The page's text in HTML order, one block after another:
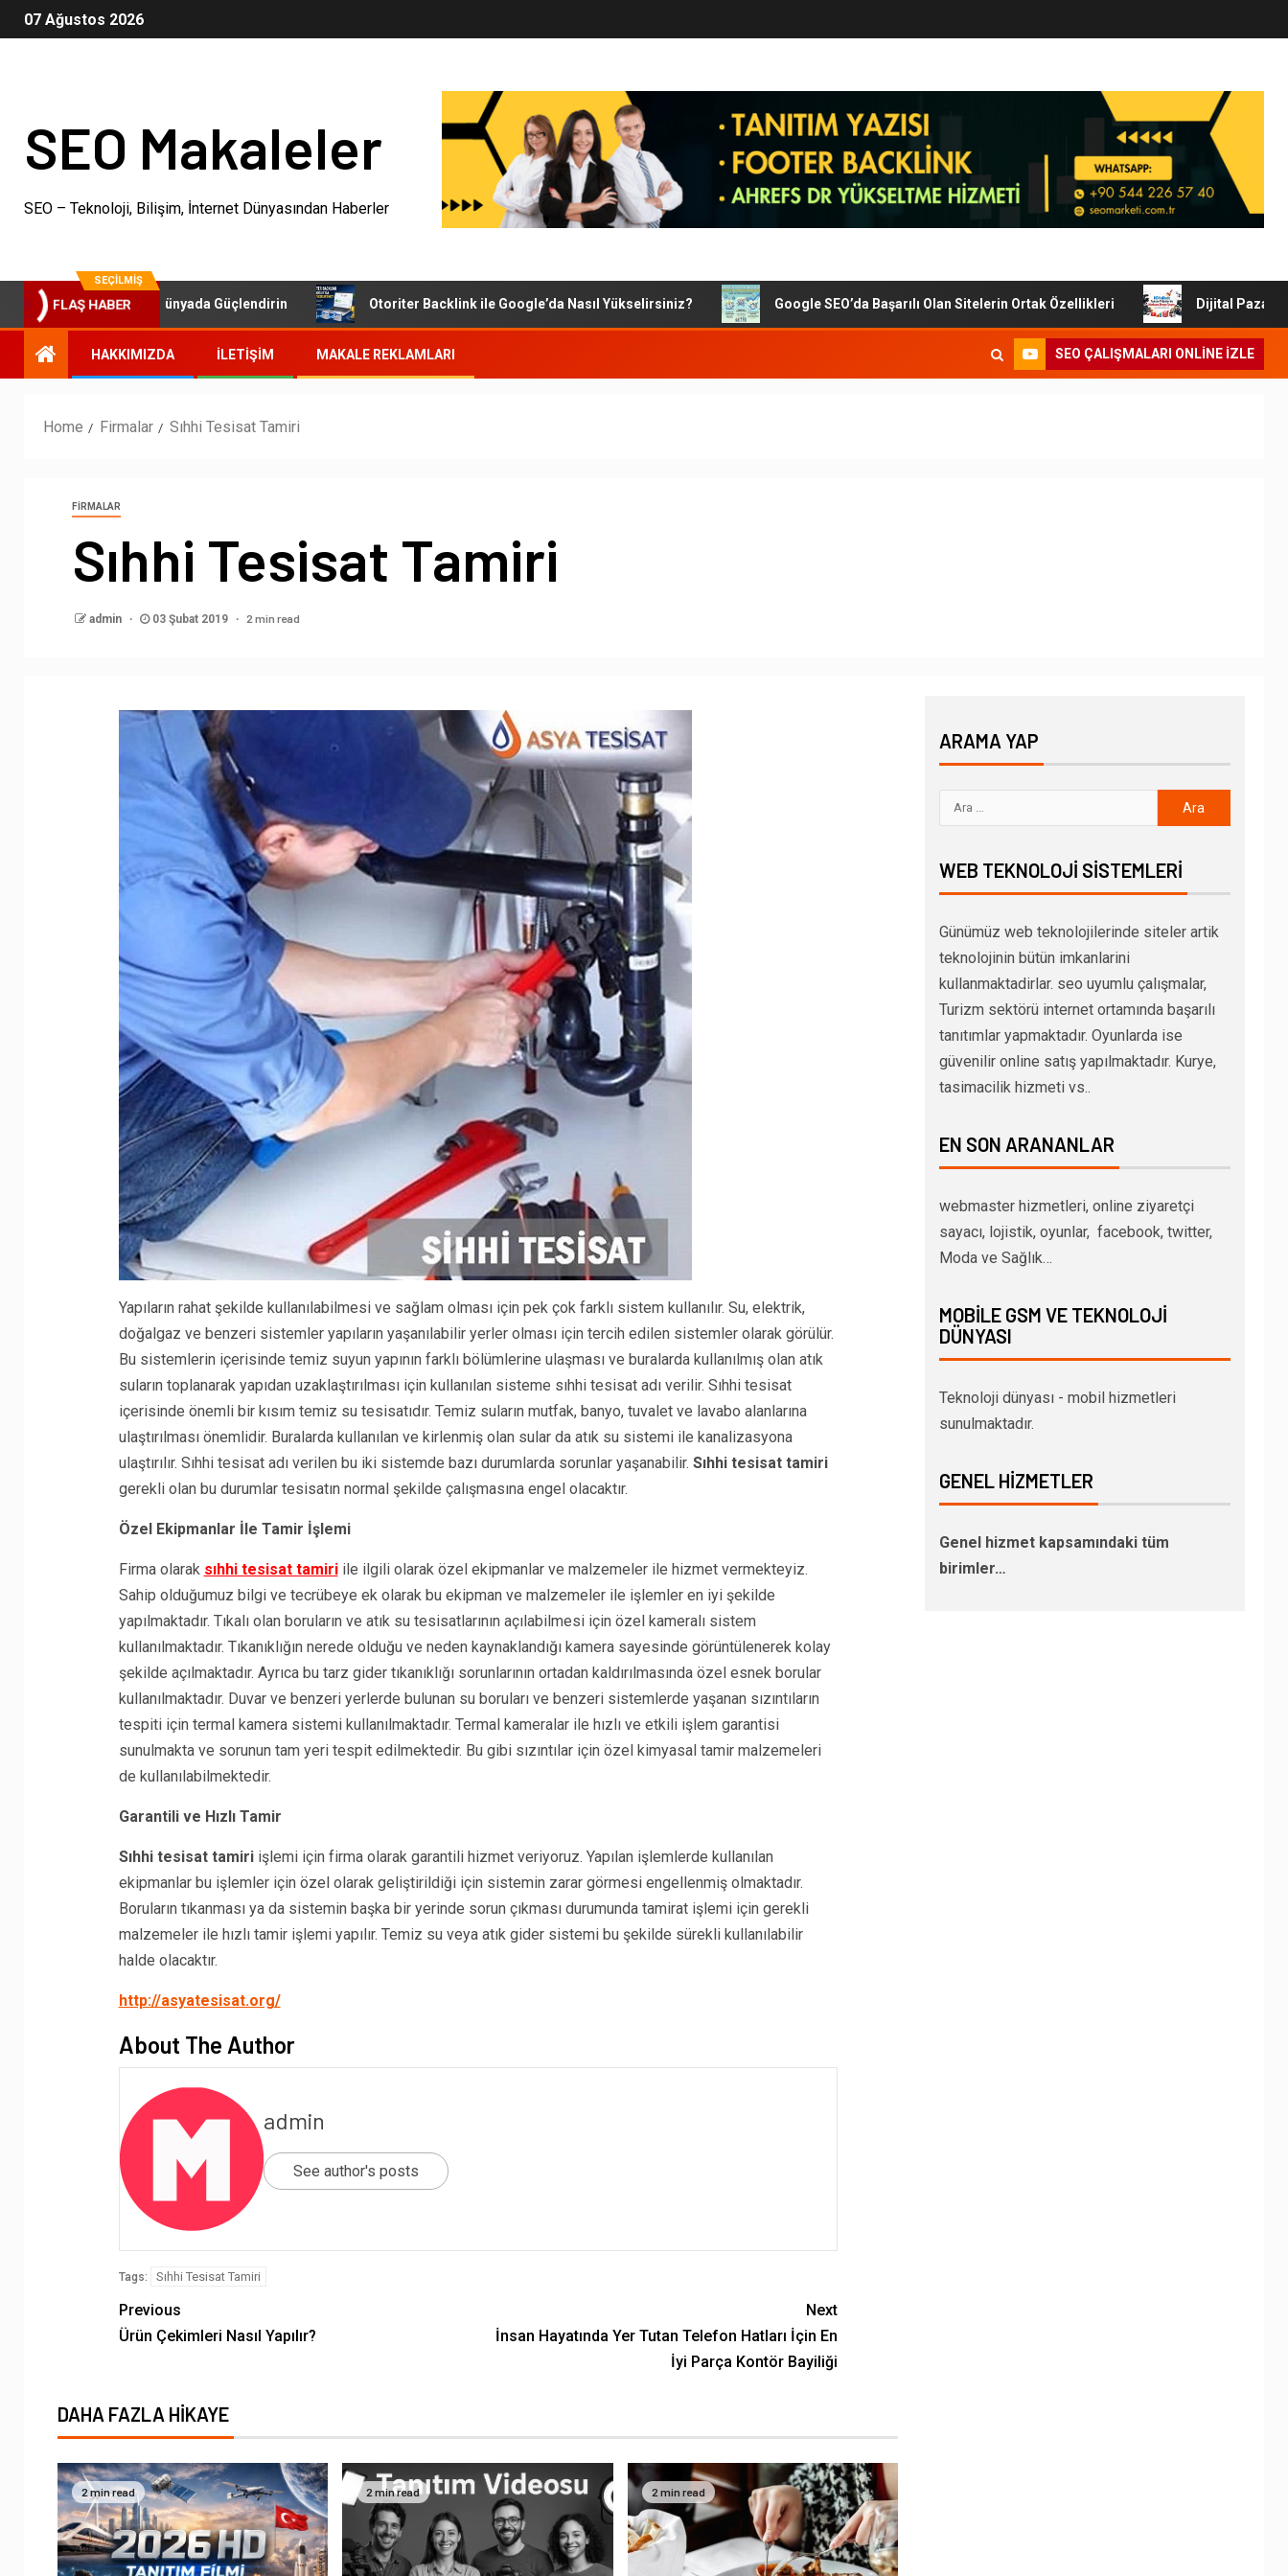
07 Ağustos 2026
SEO Makaleler
SEO – Teknoloji, Bilişim, İnternet Dünyasından Haberler
SEÇILMIŞ
FLAŞ HABER
Dijital Dünyada Güçlendirin Otoriter Backlink ile Google’da Nasıl Yükselirsiniz? Google SEO’da Başarılı Olan Sitelerin Ortak Özellikleri Dijital Pazarlamada
HAKKIMIZDA İLETIŞIM MAKALE REKLAMLARI SEO ÇALIŞMALARI ONLINE IZLE
Home Firmalar Sıhhi Tesisat Tamiri
FIRMALAR
Sıhhi Tesisat Tamiri
admin 03 Şubat 2019 2 min read
Yapıların rahat şekilde kullanılabilmesi ve sağlam olması için pek çok farklı sistem kullanılır. Su, elektrik,
doğalgaz ve benzeri sistemler yapıların yaşanılabilir yerler olması için tercih edilen sistemler olarak görülür.
Bu sistemlerin içerisinde temiz suyun yapının farklı bölümlerine ulaşması ve buralarda kullanılmış olan atık
suların toplanarak yapıdan uzaklaştırılması için kullanılan sisteme sıhhi tesisat adı verilir. Sıhhi tesisat
içerisinde önemli bir kısım temiz su tesisatıdır. Temiz suların mutfak, banyo, tuvalet ve lavabo alanlarına
ulaştırılması önemlidir. Buralarda kullanılan ve kirlenmiş olan sular da atık su sistemi ile kanalizasyona
ulaştırılır. Sıhhi tesisat adı verilen bu iki sistemde bazı durumlarda sorunlar yaşanabilir. Sıhhi tesisat tamiri
gerekli olan bu durumlar tesisatın normal şekilde çalışmasına engel olacaktır.
Özel Ekipmanlar İle Tamir İşlemi
Firma olarak sıhhi tesisat tamiri ile ilgili olarak özel ekipmanlar ve malzemeler ile hizmet vermekteyiz.
Sahip olduğumuz bilgi ve tecrübeye ek olarak bu ekipman ve malzemeler ile işlemler en iyi şekilde
yapılmaktadır. Tıkalı olan boruların ve atık su tesisatlarının açılabilmesi için özel kameralı sistem
kullanılmaktadır. Tıkanıklığın nerede olduğu ve neden kaynaklandığı kamera sayesinde görüntülenerek kolay
şekilde açılmaktadır. Ayrıca bu tarz gider tıkanıklığı sorunlarının ortadan kaldırılmasında özel esnek borular
kullanılmaktadır. Duvar ve benzeri yerlerde bulunan su boruları ve benzeri sistemlerde yaşanan sızıntıların
tespiti için termal kamera sistemi kullanılmaktadır. Termal kameralar ile hızlı ve etkili işlem garantisi
sunulmakta ve sorunun tam yeri tespit edilmektedir. Bu gibi sızıntılar için özel kimyasal tamir malzemeleri
de kullanılabilmektedir.
Garantili ve Hızlı Tamir
Sıhhi tesisat tamiriişlemi için firma olarak garantili hizmet veriyoruz. Yapılan işlemlerde kullanılan
ekipmanlar bu işlemler için özel olarak geliştirildiği için sistemin zarar görmesi engellenmiş olmaktadır.
Boruların tıkanması ya da sistemin başka bir yerinde sorun çıkması durumunda tamirat işlemi için gerekli
malzemeler ile hızlı tamir işlemi yapılır. Temiz su veya atık gider sistemi bu şekilde sürekli kullanılabilir
halde olacaktır.
http://asyatesisat.org/
About The Author
admin
See author's posts
Tags: Sıhhi Tesisat Tamiri
Previous
Ürün Çekimleri Nasıl Yapılır?
Next
İnsan Hayatında Yer Tutan Telefon Hatları İçin En
İyi Parça Kontör Bayiliği
DAHA FAZLA HIKAYE
2 min read 2 min read 2 min read
ARAMA YAP
WEB TEKNOLOJI SISTEMLERI
Günümüz web teknolojilerinde siteler artik
teknolojinin bütün imkanlarini
kullanmaktadirlar. seo uyumlu çalışmalar,
Turizm sektörü internet ortamında başarılı
tanıtımlar yapmaktadır. Oyunlarda ise
güvenilir online satış yapılmaktadır. Kurye,
tasimacilik hizmeti vs..
EN SON ARANANLAR
webmaster hizmetleri, online ziyaretçi
sayacı, lojistik, oyunlar, facebook, twitter,
Moda ve Sağlık…
MOBILE GSM VE TEKNOLOJI
DÜNYASI
Teknoloji dünyası - mobil hizmetleri
sunulmaktadır.
GENEL HIZMETLER
Genel hizmet kapsamındaki tüm
birimler…